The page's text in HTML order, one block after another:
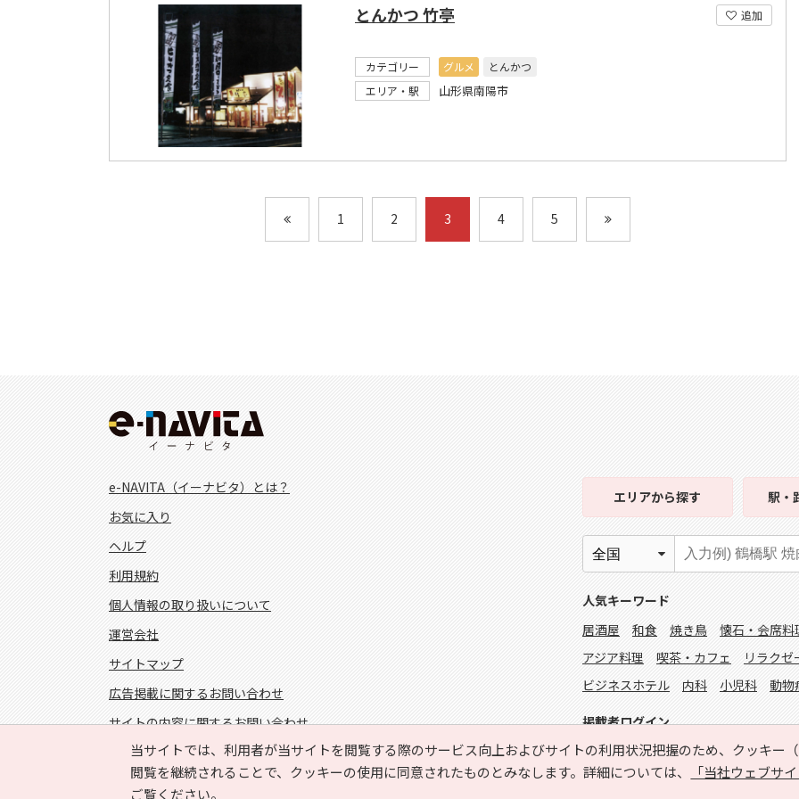
追加
とんかつ 竹亭
カテゴリー グルメ
とんかつ
エリア・駅
山形県南陽市
1 2 3 4 5
当サイトでは、利用者が当サイトを閲覧する際のサービス向上およびサイトの利用状況把握のため、クッキー
閲覧を継続されることで、クッキーの使用に同意されたものとみなします。詳細については、
「当社ウェブサ
ご覧ください。
e-NAVITA（イーナビタ）とは？
お気に入り
ヘルプ
利用規約
個人情報の取り扱いについて
運営会社
サイトマップ
広告掲載に関するお問い合わせ
サイトの内容に関するお問い合わせ
エリアから探す 駅・
人気キーワード
居酒屋
和食 焼き鳥 懐石・会席料
アジア料理
喫茶・カフェ リラクゼ
ビジネスホテル
内科 小児科 動物
掲載者ログイン
FOLLOW US!